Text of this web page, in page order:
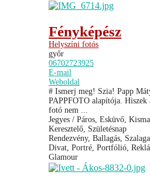
Fényképész
Helyszíni fotós
győr
06702723925
E-mail
Weboldal
# Ismerj meg! Szia! Papp
PAPPFOTO alapítója. Hiszek
fotó nem ...
Jegyes / Páros, Esküvő,
Keresztelő, Születésnap
Rendezvény, Ballagás,
Divat, Portré, Portfólió,
Glamour